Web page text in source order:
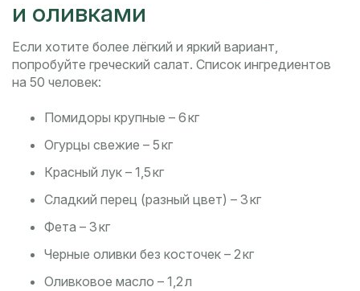
и оливками
Если хотите более лёгкий и яркий вариант,
попробуйте греческий салат. Список ингредиентов
на 50 человек:
Помидоры крупные – 6 кг
Огурцы свежие – 5 кг
Красный лук – 1,5 кг
Сладкий перец (разный цвет) – 3 кг
Фета – 3 кг
Черные оливки без косточек – 2 кг
Оливковое масло – 1,2 л